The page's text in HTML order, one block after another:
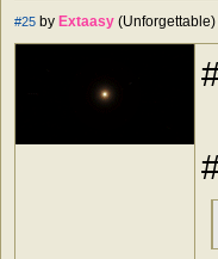
#25 by Extaasy (Unforgettable)